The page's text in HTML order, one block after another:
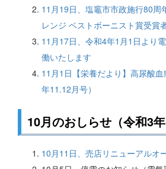
11月19日、塩竈市市政施行80周
レンジ ベストボーニスト賞受賞
11月17日、令和4年1月1日より
働いたします
11月1日【栄養だより】高尿酸
年11.12月号）
10月のおしらせ（令和3年
10月11日、売店リニューアルオ